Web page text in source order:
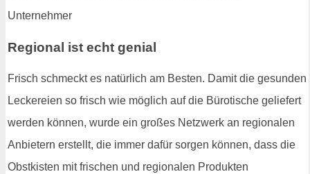
Unternehmer
Regional ist echt genial
Frisch schmeckt es natürlich am Besten. Damit die gesunden
Leckereien so frisch wie möglich auf die Bürotische geliefert
werden können, wurde ein großes Netzwerk an regionalen
Anbietern erstellt, die immer dafür sorgen können, dass die
Obstkisten mit frischen und regionalen Produkten